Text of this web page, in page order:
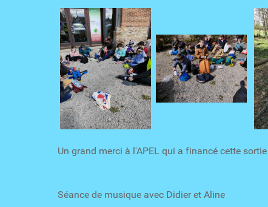
Un grand merci à l'APEL qui a financé cette
Séance de musique avec Didier et Aline